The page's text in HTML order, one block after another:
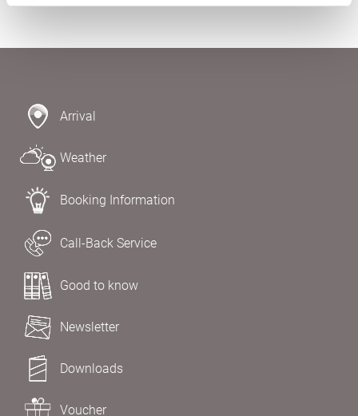
Arrival
Weather
Booking Information
Call-Back Service
Good to know
Newsletter
Downloads
Voucher